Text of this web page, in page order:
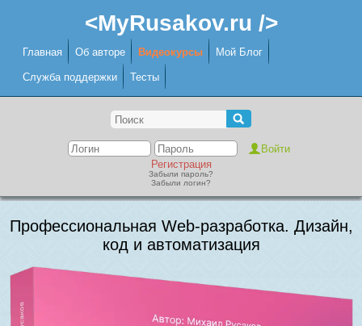
<MyRusakov.ru />
Главная Об авторе Видеокурсы Мой Блог
Служба поддержки Тесты
Регистрация
Забыли пароль?
Забыли логин?
Профессиональная Web-разработка. Дизайн,
код и автоматизация